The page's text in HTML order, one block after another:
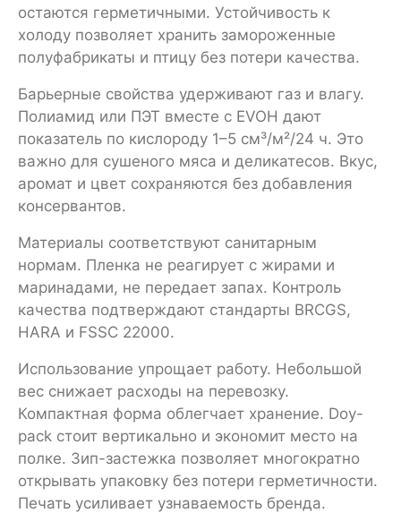
остаются герметичными. Устойчивость к
холоду позволяет хранить замороженные
полуфабрикаты и птицу без потери качества.
Барьерные свойства удерживают газ и влагу.
Полиамид или ПЭТ вместе с EVOH дают
показатель по кислороду 1–5 см³/м²/24 ч. Это
важно для сушеного мяса и деликатесов. Вкус,
аромат и цвет сохраняются без добавления
консервантов.
Материалы соответствуют санитарным
нормам. Пленка не реагирует с жирами и
маринадами, не передает запах. Контроль
качества подтверждают стандарты BRCGS,
HARA и FSSC 22000.
Использование упрощает работу. Небольшой
вес снижает расходы на перевозку.
Компактная форма облегчает хранение. Doy-
pack стоит вертикально и экономит место на
полке. Зип-застежка позволяет многократно
открывать упаковку без потери герметичности.
Печать усиливает узнаваемость бренда.